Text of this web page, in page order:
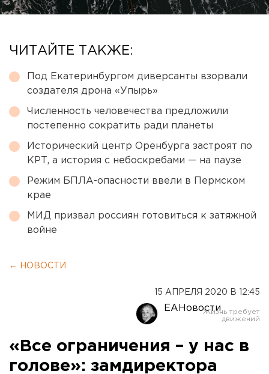
ЧИТАЙТЕ ТАКЖЕ:
Под Екатеринбургом диверсанты взорвали
создателя дрона «Упырь»
Численность человечества предложили
постепенно сократить ради планеты
Исторический центр Оренбурга застроят по
КРТ, а история с небоскребами — на паузе
Режим БПЛА-опасности ввели в Пермском
крае
МИД призвал россиян готовиться к затяжной
войне
← НОВОСТИ
15 АПРЕЛЯ 2020 В 12:45
ЕАНовости
«Все ограничения – у нас в
голове»: замдиректора